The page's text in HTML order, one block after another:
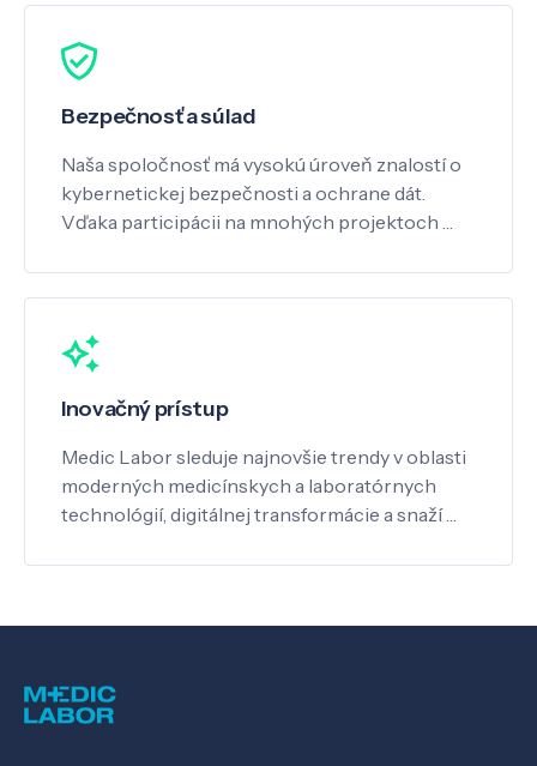
Bezpečnosť a súlad
Naša spoločnosť má vysokú úroveň znalostí o
kybernetickej bezpečnosti a ochrane dát.
Vďaka participácii na mnohých projektoch …
Inovačný prístup
Medic Labor sleduje najnovšie trendy v oblasti
moderných medicínskych a laboratórnych
technológií, digitálnej transformácie a snaží …